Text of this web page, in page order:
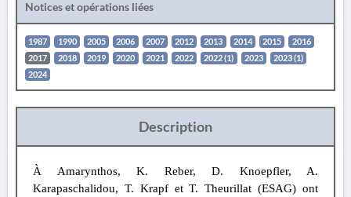
Notices et opérations liées
1987 1990 2005 2006 2007 2012 2013 2014 2015
2016
2017
2018 2019 2020 2021 2022 2022 (1) 2023
2023 (1)
2024
Description
À Amarynthos, K. Reber, D. Knoepfler, A.
Karapaschalidou, T. Krapf et T. Theurillat (ESAG) ont